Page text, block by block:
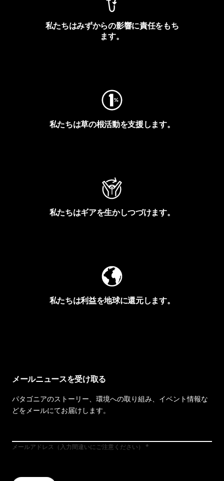
私たちはみずからの影響に責任をもち
ます。
私たちは草の根活動を支援します。
私たちはギアを生かしつづけます。
私たちは利益を地球に還元します。
メールニュースを受け取る
パタゴニアのストーリー、環境への取り組み、イベント情報な
どをメールにてお届けします。
メールアドレス（入力間違いにご注意ください）